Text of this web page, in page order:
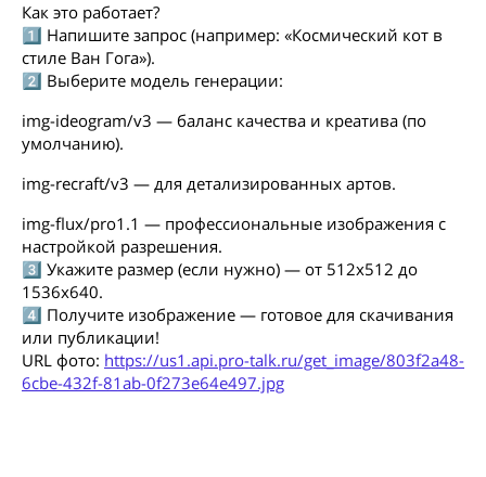
Как это работает?
1️⃣ Напишите запрос (например: «Космический кот в
стиле Ван Гога»).
2️⃣ Выберите модель генерации:
img-ideogram/v3 — баланс качества и креатива (по
умолчанию).
img-recraft/v3 — для детализированных артов.
img-flux/pro1.1 — профессиональные изображения с
настройкой разрешения.
3️⃣ Укажите размер (если нужно) — от 512x512 до
1536x640.
4️⃣ Получите изображение — готовое для скачивания
или публикации!
URL фото: https://us1.api.pro-talk.ru/get_image/803f2a48-
6cbe-432f-81ab-0f273e64e497.jpg